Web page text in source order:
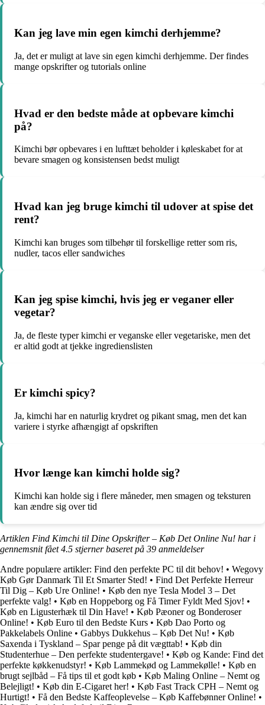
Kan jeg lave min egen kimchi derhjemme?
Ja, det er muligt at lave sin egen kimchi derhjemme. Der findes
mange opskrifter og tutorials online
Hvad er den bedste måde at opbevare kimchi
på?
Kimchi bør opbevares i en lufttæt beholder i køleskabet for at
bevare smagen og konsistensen bedst muligt
Hvad kan jeg bruge kimchi til udover at spise det
rent?
Kimchi kan bruges som tilbehør til forskellige retter som ris,
nudler, tacos eller sandwiches
Kan jeg spise kimchi, hvis jeg er veganer eller
vegetar?
Ja, de fleste typer kimchi er veganske eller vegetariske, men det
er altid godt at tjekke ingredienslisten
Er kimchi spicy?
Ja, kimchi har en naturlig krydret og pikant smag, men det kan
variere i styrke afhængigt af opskriften
Hvor længe kan kimchi holde sig?
Kimchi kan holde sig i flere måneder, men smagen og teksturen
kan ændre sig over tid
Artiklen Find Kimchi til Dine Opskrifter – Køb Det Online Nu! har i
gennemsnit fået4.5 stjerner baseret på 39 anmeldelser
Andre populære artikler: Find den perfekte PC til dit behov! • Wegovy
Køb Gør Danmark Til Et Smarter Sted! • Find Det Perfekte Herreur
Til Dig – Køb Ure Online! • Køb den nye Tesla Model 3 – Det
perfekte valg! • Køb en Hoppeborg og Få Timer Fyldt Med Sjov! •
Køb en Ligusterhæk til Din Have! • Køb Pæoner og Bonderoser
Online! • Køb Euro til den Bedste Kurs • Køb Dao Porto og
Pakkelabels Online • Gabbys Dukkehus – Køb Det Nu! • Køb
Saxenda i Tyskland – Spar penge på dit vægttab! • Køb din
Studenterhue – Den perfekte studentergave! • Køb og Kande: Find det
perfekte køkkenudstyr! • Køb Lammekød og Lammekølle! • Køb en
brugt sejlbåd – Få tips til et godt køb • Køb Maling Online – Nemt og
Belejligt! • Køb din E-Cigaret her! • Køb Fast Track CPH – Nemt og
Hurtigt! • Få den Bedste Kaffeoplevelse – Køb Kaffebønner Online! •